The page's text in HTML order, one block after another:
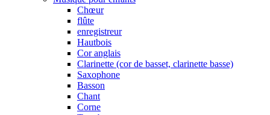
Chœur
flûte
enregistreur
Hautbois
Cor anglais
Clarinette (cor de basset, clarinette basse)
Saxophone
Basson
Chant
Corne